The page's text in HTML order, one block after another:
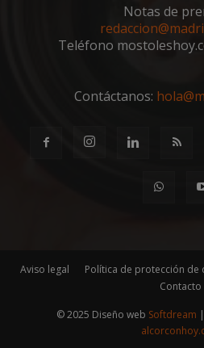
Notas de
Teléfono
Contáctanos:
Aviso legal Política de protección de
Contacto
© 2025 Diseño web Softdream
estrictamente
necesarias
preferencias
Cookies
Cookies de
Cookies de
Cookies de